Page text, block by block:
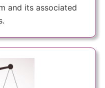
and its associated